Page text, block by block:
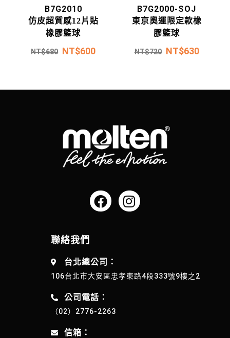
B7G2010
仿皮超質感12片貼
橡膠籃球
NT$680 NT$600
B7G2000-SOJ
東京奧運限定款橡
膠籃球
NT$720 NT$630
聯絡我們
台北總公司：
106台北市大安區忠孝東路4段333號9樓之2
公司電話：
（02）2776-2263
信箱：